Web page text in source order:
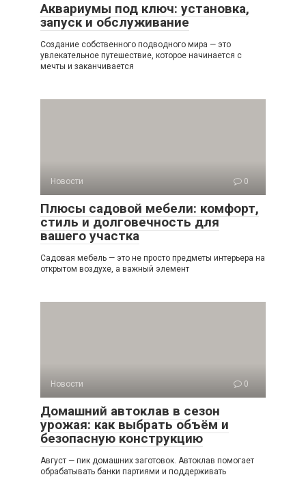
Аквариумы под ключ: установка,
запуск и обслуживание
Создание собственного подводного мира — это
увлекательное путешествие, которое начинается с
мечты и заканчивается
Новости 0
Плюсы садовой мебели: комфорт,
стиль и долговечность для
вашего участка
Садовая мебель — это не просто предметы интерьера на
открытом воздухе, а важный элемент
Новости 0
Домашний автоклав в сезон
урожая: как выбрать объём и
безопасную конструкцию
Август — пик домашних заготовок. Автоклав помогает
обрабатывать банки партиями и поддерживать